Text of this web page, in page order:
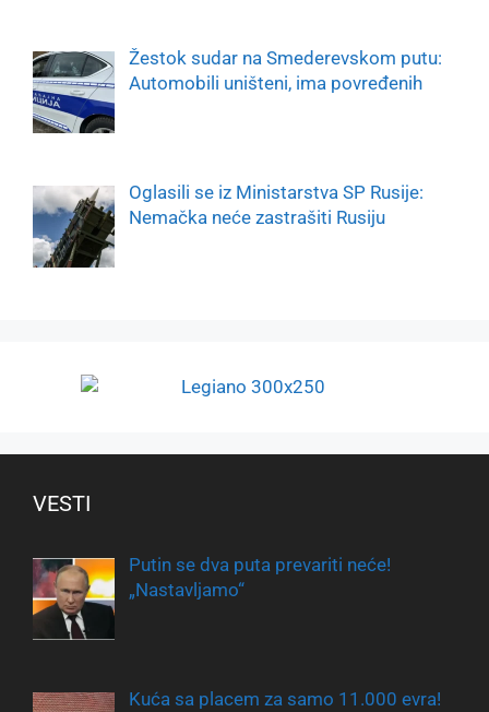
Žestok sudar na Smederevskom putu:
Automobili uništeni, ima povređenih
Oglasili se iz Ministarstva SP Rusije:
Nemačka neće zastrašiti Rusiju
VESTI
Putin se dva puta prevariti neće!
„Nastavljamo“
Kuća sa placem za samo 11.000 evra!